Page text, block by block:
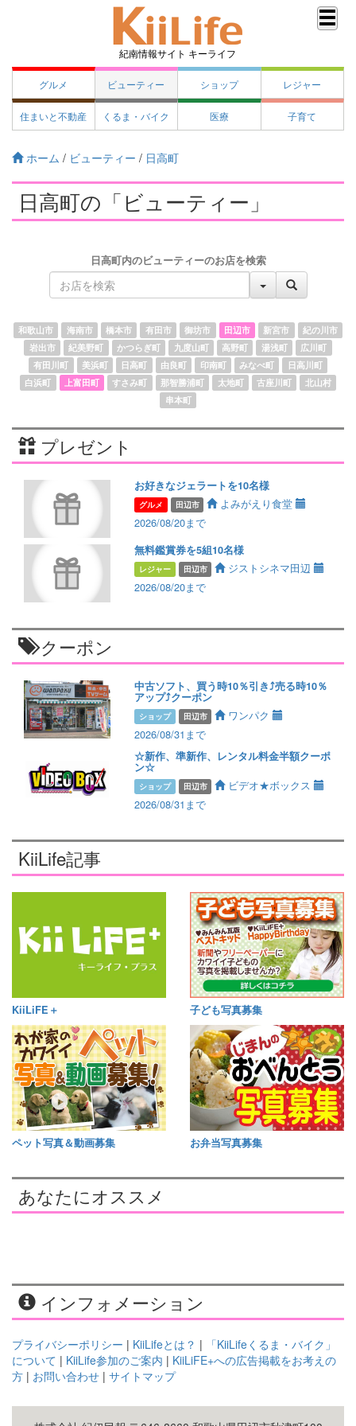
紀南情報サイト キーライフ
グルメ ビューティー ショップ レジャー
住まいと不動産 くるま・バイク 医療 子育て
ホーム / ビューティー / 日高町
日高町の「ビューティー」
日高町内のビューティーのお店を検索
和歌山市 海南市 橋本市 有田市 御坊市 田辺市 新宮市
紀の川市
岩出市
紀美野町 かつらぎ町 九度山町 高野町 湯浅町
広川町
有田川町
美浜町 日高町 由良町 印南町 みなべ町
日高川町
白浜町
上富田町 すさみ町 那智勝浦町 太地町 古座川町
北山村
串本町
プレゼント
お好きなジェラートを10名様
グルメ 田辺市
よみがえり食堂
2026/08/20まで
無料鑑賞券を5組10名様
レジャー 田辺市
ジストシネマ田辺
2026/08/20まで
クーポン
中古ソフト、買う時10％引き⤴️売る時10％
アップ⤴️クーポン
ショップ 田辺市
ワンパク
2026/08/31まで
☆新作、準新作、レンタル料金半額クーポ
ン☆
ショップ 田辺市
ビデオ★ボックス
2026/08/31まで
KiiLife記事
KiiLiFE＋ 子ども写真募集
ペット写真＆動画募集 お弁当写真募集
あなたにオススメ
インフォメーション
プライバシーポリシー | KiiLifeとは？ |
「KiiLifeくるま・バイク」
について | KiiLife参加のご案内 | KiiLiFE+への広告掲載をお考えの
方 | お問い合わせ | サイトマップ